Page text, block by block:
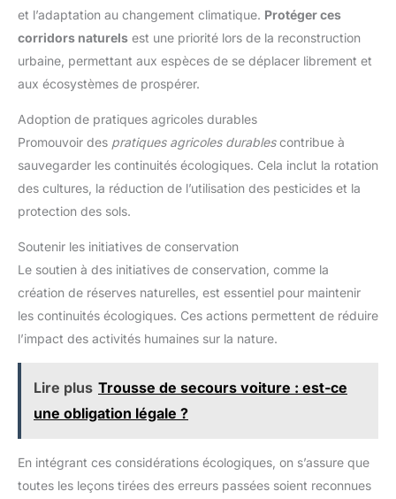
et l’adaptation au changement climatique. Protéger ces
corridors naturels est une priorité lors de la reconstruction
urbaine, permettant aux espèces de se déplacer librement et
aux écosystèmes de prospérer.
Adoption de pratiques agricoles durables
Promouvoir des pratiques agricoles durablescontribue à
sauvegarder les continuités écologiques. Cela inclut la rotation
des cultures, la réduction de l’utilisation des pesticides et la
protection des sols.
Soutenir les initiatives de conservation
Le soutien à des initiatives de conservation, comme la
création de réserves naturelles, est essentiel pour maintenir
les continuités écologiques. Ces actions permettent de réduire
l’impact des activités humaines sur la nature.
Lire plus Trousse de secours voiture : est-ce
une obligation légale ?
En intégrant ces considérations écologiques, on s’assure que
toutes les leçons tirées des erreurs passées soient reconnues